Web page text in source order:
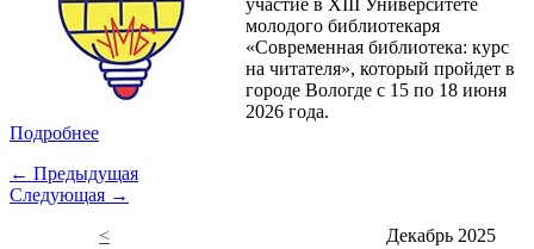
участие в XIII Университете
молодого библиотекаря
«Современная библиотека: курс
на читателя», который пройдет в
городе Вологде с 15 по 18 июня
2026 года.
Подробнее
← Предыдущая
Следующая →
<
Декабрь 2025